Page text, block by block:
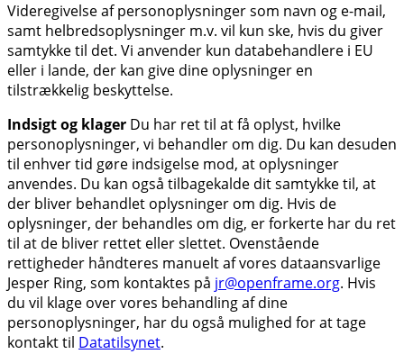
Videregivelse af personoplysninger som navn og e-mail,
samt helbredsoplysninger m.v. vil kun ske, hvis du giver
samtykke til det. Vi anvender kun databehandlere i EU
eller i lande, der kan give dine oplysninger en
tilstrækkelig beskyttelse.
Indsigt og klager Du har ret til at få oplyst, hvilke
personoplysninger, vi behandler om dig. Du kan desuden
til enhver tid gøre indsigelse mod, at oplysninger
anvendes. Du kan også tilbagekalde dit samtykke til, at
der bliver behandlet oplysninger om dig. Hvis de
oplysninger, der behandles om dig, er forkerte har du ret
til at de bliver rettet eller slettet. Ovenstående
rettigheder håndteres manuelt af vores dataansvarlige
Jesper Ring, som kontaktes på jr@openframe.org. Hvis
du vil klage over vores behandling af dine
personoplysninger, har du også mulighed for at tage
kontakt til Datatilsynet.